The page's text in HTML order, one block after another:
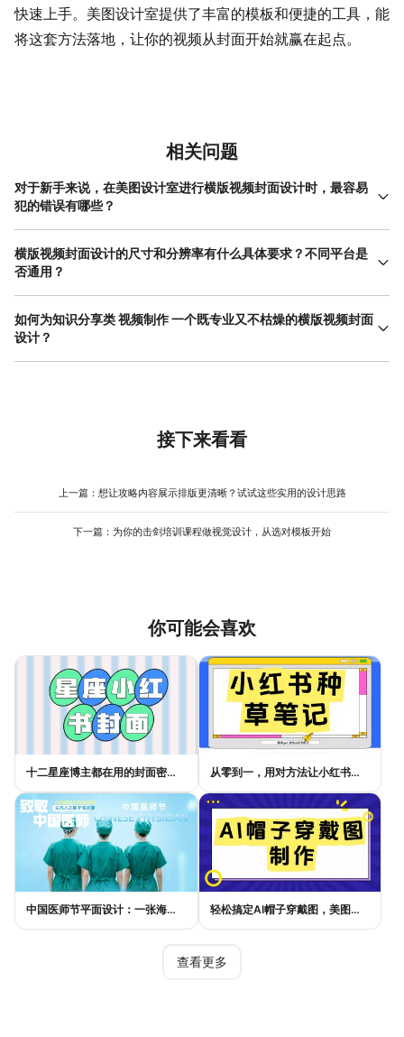
快速上手。美图设计室提供了丰富的模板和便捷的工具，能
将这套方法落地，让你的视频从封面开始就赢在起点。
相关问题
对于新手来说，在美图设计室进行横版视频封面设计时，最容易
犯的错误有哪些？
新手最容易陷入两个误区。一是信息过载，想把所有内容都塞进封
面，导致文字密密麻麻，没有重点。封面不是详情页，它的核心任
务是吸引点击，而非说明一切。二是忽视视觉层次，随意搭配颜色
主标题、一个副标题的简洁结构；坚持使用同一色系内的颜色，并
确保文字与背景有高对比度；多利用美图设计室模板自带的优化布
横版视频封面设计的尺寸和分辨率有什么具体要求？不同平台是
否通用？
横版视频封面设计虽然没有一个绝对统一的尺寸，但主流平台普遍
采用16:9的宽高比，这是标准 横屏视频 的比例。常见的分辨率是
1920像素（宽）x 1080像素（高）。虽然比例一致，但不同平台
全区域的问题。导出时，分辨率设置为1920x1080像素，RGB色彩
如何为知识分享类 视频制作 一个既专业又不枯燥的横版视频封面
设计？
知识类视频封面需要在专业感和亲和力之间找到平衡。可以从这几
上半透明蒙层来降低干扰，让文字更突出。在配色上，不必局限于
深蓝，可以选用深蓝绿、靛青色等既保持理性又略带活力的颜色。
等。版式上，可以尝试将主讲人自信、有感染力的肖像照片与核心
时，可以加上“知识”、“科普”、“讲座”等关键词，能找到许多现成的
接下来看看
上一篇： 想让攻略内容展示排版更清晰？试试这些实用的设计思路
下一篇： 为你的击剑培训课程做视觉设计，从选对模板开始
你可能会喜欢
十二星座博主都在用的封面密码，星座小红书封面标题这样写才吸睛 从零到一，用对方法让小红书种草笔记的流量自己找上门
中国医师节平面设计：一张海报如何讲好白衣故事 轻松搞定AI帽子穿戴图，美图设计室电商主图教程
查看更多